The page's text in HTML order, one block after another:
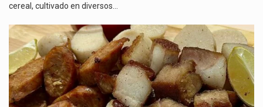
cereal, cultivado en diversos…